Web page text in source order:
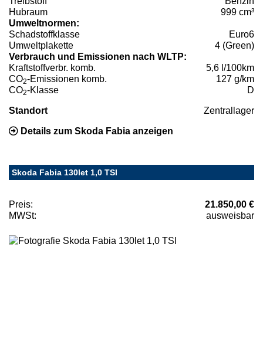
Hubraum
999 cm³
Umweltnormen:
Schadstoffklasse
Euro6
Umweltplakette
4 (Green)
Verbrauch und Emissionen nach WLTP:
Kraftstoffverbr. komb.
5,6 l/100km
CO2-Emissionen komb.
127 g/km
CO2-Klasse D
Standort Zentrallager
Details zum Skoda Fabia anzeigen
Skoda Fabia 130let 1,0 TSI
Preis:
21.850,00 €
MWSt:
ausweisbar